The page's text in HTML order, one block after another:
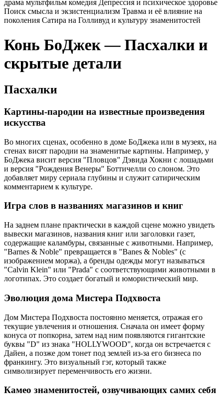
драма мультфильм комедия Депрессия и психическое здоровье
Поиск смысла и экзистенциализм Травма и её влияние на
поколения Сатира на Голливуд и культуру знаменитостей
Конь БоДжек — Пасхалки и
скрытые детали
Пасхалки
Картины-пародии на известные произведения
искусства
Во многих сценах, особенно в доме БоДжека или в музеях, на
стенах висят пародии на знаменитые картины. Например, у
БоДжека висит версия "Пловцов" Дэвида Хокни с лошадьми
и версия "Рождения Венеры" Боттичелли со слоном. Это
добавляет миру сериала глубины и служит сатирическим
комментарием к культуре.
Игра слов в названиях магазинов и книг
На заднем плане практически в каждой сцене можно увидеть
вывески магазинов, названия книг или заголовки газет,
содержащие каламбуры, связанные с животными. Например,
"Barnes & Noble" превращается в "Banes & Nobles" (с
изображением моржа), а бренды одежды могут называться
"Calvin Klein" или "Prada" с соответствующими животными в
логотипах. Это создает богатый и юмористический мир.
Эволюция дома Мистера Подхвоста
Дом Мистера Подхвоста постоянно меняется, отражая его
текущие увлечения и отношения. Сначала он имеет форму
конуса от попкорна, затем над ним появляются гигантские
буквы "D" из знака "HOLLYWOOD", когда он встречается с
Дайен, а позже дом тонет под землей из-за его бизнеса по
франкингу. Это визуальный гэг, который также
символизирует переменчивость его жизни.
Камео знаменитостей, озвучивающих самих себя